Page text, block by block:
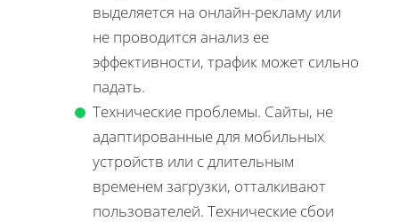
выделяется на онлайн-рекламу или
не проводится анализ ее
эффективности, трафик может сильно
падать.
Технические проблемы. Сайты, не
адаптированные для мобильных
устройств или с длительным
временем загрузки, отталкивают
пользователей. Технические сбои